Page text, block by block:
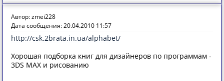
Автор: zmei228
Дата сообщения: 20.04.2010 11:57
http://csk.2brata.in.ua/alphabet/
Хорошая подборка книг для дизайнеров по программам -
3DS MAX и рисованию